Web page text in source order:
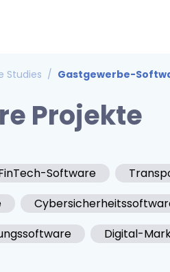
Studies / Gastgewerbe-
Projekte
Software
Digital-